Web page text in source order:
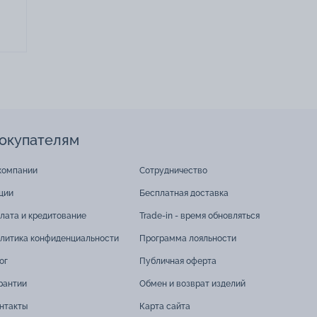
Сотрудничество
Бесплатная доставка
и кредитование Trade-in - время обновляться
конфиденциальности Программа лояльности
Публичная оферта
Обмен и возврат изделий
Карта сайта